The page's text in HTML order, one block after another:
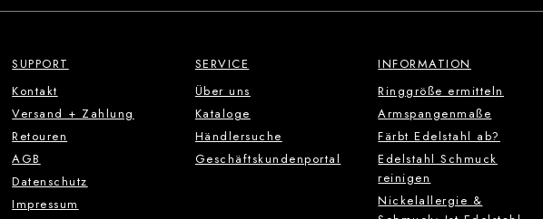
SUPPORT
Kontakt
Versand + Zahlung
Retouren
AGB
Datenschutz
Impressum
SERVICE
Über uns
Kataloge
Händlersuche
Geschäftskundenportal
INFORMATION
Ringgröße ermitteln
Armspangenmaße
Färbt Edelstahl ab?
Edelstahl Schmuck
reinigen
Nickelallergie &